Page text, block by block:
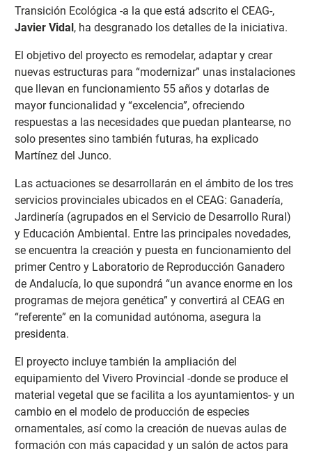
Transición Ecológica -a la que está adscrito el CEAG-,
Javier Vidal, ha desgranado los detalles de la iniciativa.
El objetivo del proyecto es remodelar, adaptar y crear
nuevas estructuras para “modernizar” unas instalaciones
que llevan en funcionamiento 55 años y dotarlas de
mayor funcionalidad y “excelencia”, ofreciendo
respuestas a las necesidades que puedan plantearse, no
solo presentes sino también futuras, ha explicado
Martínez del Junco.
Las actuaciones se desarrollarán en el ámbito de los tres
servicios provinciales ubicados en el CEAG: Ganadería,
Jardinería (agrupados en el Servicio de Desarrollo Rural)
y Educación Ambiental. Entre las principales novedades,
se encuentra la creación y puesta en funcionamiento del
primer Centro y Laboratorio de Reproducción Ganadero
de Andalucía, lo que supondrá “un avance enorme en los
programas de mejora genética” y convertirá al CEAG en
“referente” en la comunidad autónoma, asegura la
presidenta.
El proyecto incluye también la ampliación del
equipamiento del Vivero Provincial -donde se produce el
material vegetal que se facilita a los ayuntamientos- y un
cambio en el modelo de producción de especies
ornamentales, así como la creación de nuevas aulas de
formación con más capacidad y un salón de actos para